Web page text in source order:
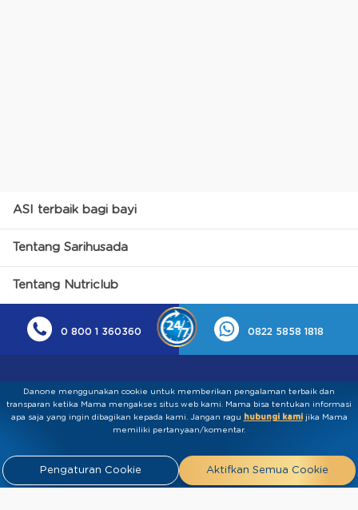
ASI terbaik bagi bayi
Tentang Sarihusada
Tentang Nutriclub
0 800 1 360360 0822 5858 1818
Kebijakan Privasi Syarat & Ketentuan
Tentang Kami
Danone menggunakan cookie untuk memberikan pengalaman terbaik dan
transparan ketika Mama mengakses situs web kami. Mama bisa tentukan informasi
apa saja yang ingin dibagikan kepada kami.​ ​Jangan ragu hubungi kamijika Mama
memiliki pertanyaan/komentar.
Pengaturan Cookie Aktifkan Semua Cookie